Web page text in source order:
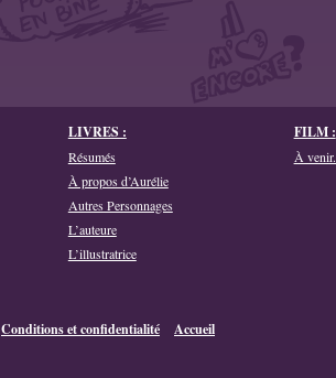
LIVRES :
Résumés
À propos d’Aurélie
Autres Personnages
L’auteure
L’illustratrice
FILM :
À
Conditions et confidentialité Accueil